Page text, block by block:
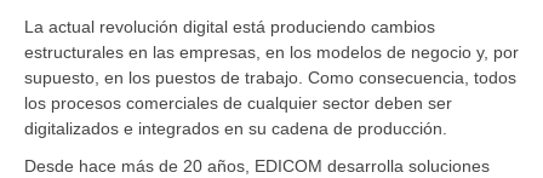
La actual revolución digital está produciendo cambios
estructurales en las empresas, en los modelos de negocio y, por
supuesto, en los puestos de trabajo. Como consecuencia, todos
los procesos comerciales de cualquier sector deben ser
digitalizados e integrados en su cadena de producción.
Desde hace más de 20 años, EDICOM desarrolla soluciones